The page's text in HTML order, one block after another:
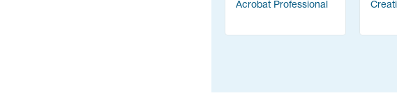
Acrobat Professional